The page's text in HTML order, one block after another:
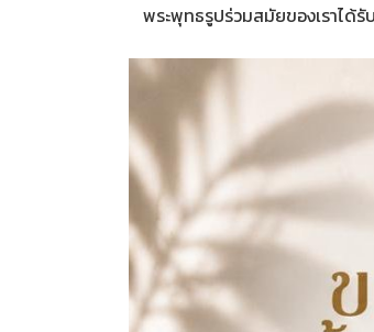
พระพุทธรูปร่วมสมัยของเราได้